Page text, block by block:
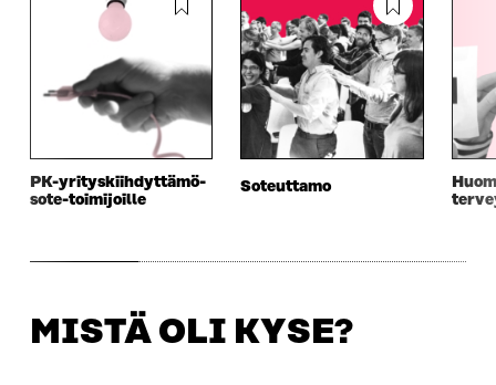
PK-yrityskiihdyttämö­
sote-toimijoille
Soteuttamo
MISTÄ OLI KYSE?